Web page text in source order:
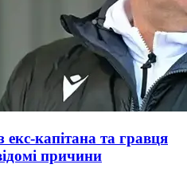
капітана та гравця
причини